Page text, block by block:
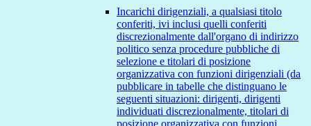
Incarichi dirigenziali, a qualsiasi titolo
conferiti, ivi inclusi quelli conferiti
discrezionalmente dall'organo di indirizzo
politico senza procedure pubbliche di
selezione e titolari di posizione
organizzativa con funzioni dirigenziali (da
pubblicare in tabelle che distinguano le
seguenti situazioni: dirigenti, dirigenti
individuati discrezionalmente, titolari di